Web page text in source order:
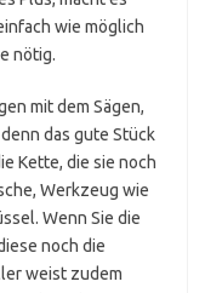
wie möglich
nötig.
mit dem Sägen,
das gute Stück
Kette, die sie noch
Werkzeug wie
Wenn Sie die
noch die
weist zudem